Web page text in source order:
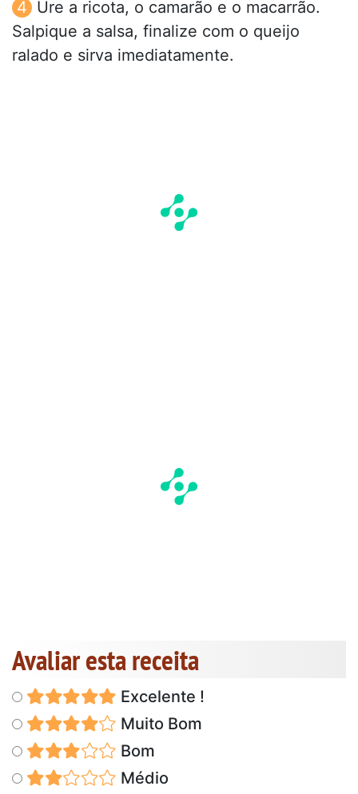
Ure a ricota, o camarão e o macarrão.
Salpique a salsa, finalize com o queijo
ralado e sirva imediatamente.
Avaliar esta receita
Excelente !
Muito Bom
Bom
Médio